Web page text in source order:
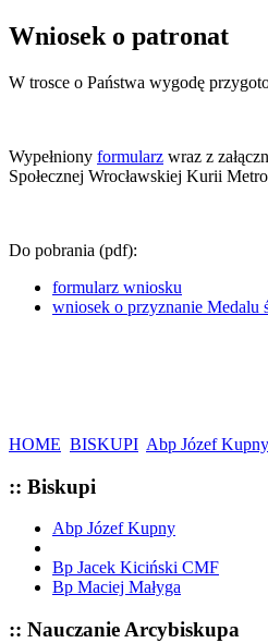
Wniosek o patronat
W trosce o Państwa wygodę
Wypełniony formularz wraz z
Społecznej Wrocławskiej Kurii
Do pobrania (pdf):
formularz wniosku
wniosek o przyznanie Medalu
HOME BISKUPI Abp Józef Kupny
:: Biskupi
Abp Józef Kupny
Bp Jacek Kiciński CMF
Bp Maciej Małyga
:: Nauczanie Arcybiskupa